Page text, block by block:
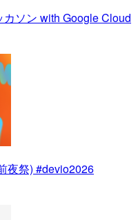
カソン with Google Cloud
夜祭) #devio2026